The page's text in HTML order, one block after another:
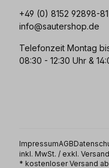
+49 (0) 8152 92898-81
info@sautershop.de
Telefonzeit Montag
08:30 - 12:30 Uhr &
ImpressumAGB
inkl. MwSt. / exkl.
* kostenloser Versand